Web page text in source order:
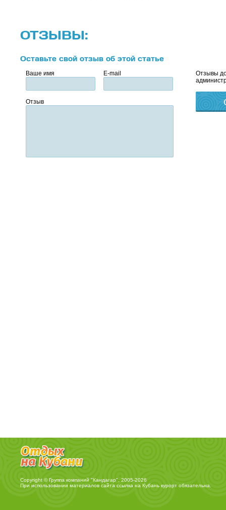
ОТЗЫВЫ:
Оставьте свой отзыв об этой статье
Ваше имя E-mail
Отзыв
Отзывы
Copyright © Группа компаний "Кандагар", 2005-2026
При использовании материалов сайта ссылка на Кубань курортобязательна.